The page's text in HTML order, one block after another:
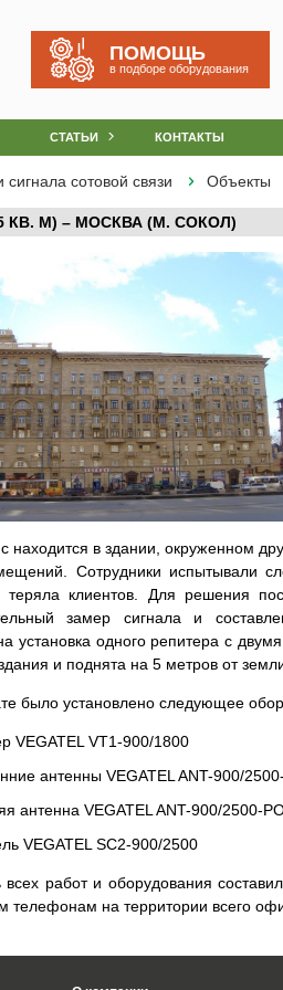
ПОМОЩЬ
в подборе оборудования
СТАТЬИ КОНТАКТЫ
сигнала сотовой связи Объекты
КВ. М) – МОСКВА (М. СОКОЛ)
находится в здании, окруженном
Сотрудники испытывали
теряла клиентов. Для решения
замер сигнала и
установка одного репитера с
и поднята на 5 метров от
было установлено следующее
VEGATEL VT1-900/1800
антенны VEGATEL ANT-900/
антенна VEGATEL ANT-900/2500-
VEGATEL SC2-900/2500
всех работ и оборудования
телефонам на территории всего